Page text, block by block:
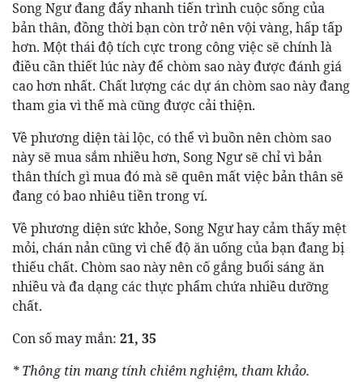
Song Ngư đang đẩy nhanh tiến trình cuộc sống của
bản thân, đồng thời bạn còn trở nên vội vàng, hấp tấp
hơn. Một thái độ tích cực trong công việc sẽ chính là
điều cần thiết lúc này để chòm sao này được đánh giá
cao hơn nhất. Chất lượng các dự án chòm sao này đang
tham gia vì thế mà cũng được cải thiện.
Về phương diện tài lộc, có thể vì buồn nên chòm sao
này sẽ mua sắm nhiều hơn, Song Ngư sẽ chỉ vì bản
thân thích gì mua đó mà sẽ quên mất việc bản thân sẽ
đang có bao nhiêu tiền trong ví.
Về phương diện sức khỏe, Song Ngư hay cảm thấy mệt
mỏi, chán nản cũng vì chế độ ăn uống của bạn đang bị
thiếu chất. Chòm sao này nên cố gắng buổi sáng ăn
nhiều và đa dạng các thực phẩm chứa nhiều dưỡng
chất.
Con số may mắn: 21, 35
* Thông tin mang tính chiêm nghiệm, tham khảo.